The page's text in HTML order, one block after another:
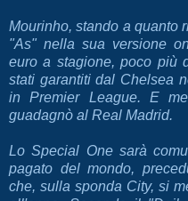
Mourinho, stando a quanto
"As" nella sua versione
euro a stagione, poco più
stati garantiti dal Chelsea
in Premier League. E
guadagnò al Real Madrid.
Lo Special One sarà
pagato del mondo,
che, sulla sponda City, si